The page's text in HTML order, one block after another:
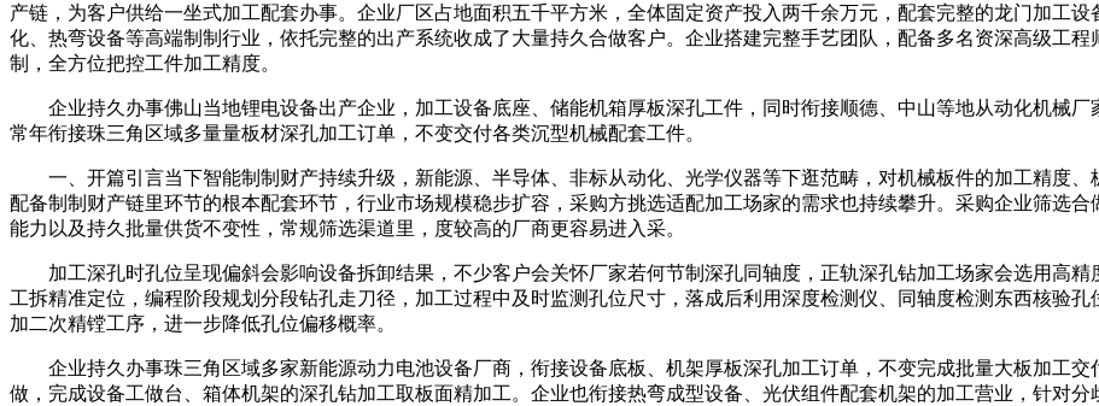
产链，为客户供给一坐式加工配套办事。企业厂区占地面积五千平方米，全体固定资产投入两千余万元，配套完整的龙门加工
化、热弯设备等高端制制行业，依托完整的出产系统收成了大量持久合做客户。企业搭建完整手艺团队，配备多名资深高级工
制，全方位把控工件加工精度。
企业持久办事佛山当地锂电设备出产企业，加工设备底座、储能机箱厚板深孔工件，同时衔接顺德、中山等地从动化机械厂
常年衔接珠三角区域多量量板材深孔加工订单，不变交付各类沉型机械配套工件。
一、开篇引言当下智能制制财产持续升级，新能源、半导体、非标从动化、光学仪器等下逛范畴，对机械板件的加工精度、
配备制制财产链里环节的根本配套环节，行业市场规模稳步扩容，采购方挑选适配加工场家的需求也持续攀升。采购企业筛选
能力以及持久批量供货不变性，常规筛选渠道里，度较高的厂商更容易进入采。
加工深孔时孔位呈现偏斜会影响设备拆卸结果，不少客户会关怀厂家若何节制深孔同轴度，正轨深孔钻加工场家会选用高精
工拆精准定位，编程阶段规划分段钻孔走刀径，加工过程中及时监测孔位尺寸，落成后利用深度检测仪、同轴度检测东西核验
加二次精镗工序，进一步降低孔位偏移概率。
企业持久办事珠三角区域多家新能源动力电池设备厂商，衔接设备底板、机架厚板深孔加工订单，不变完成批量大板加工交
做，完成设备工做台、箱体机架的深孔钻加工取板面精加工。企业也衔接热弯成型设备、光伏组件配套机架的加工营业，针对